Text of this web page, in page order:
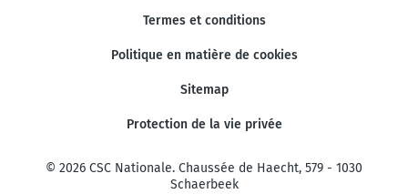
Termes et conditions
Politique en matière de cookies
Sitemap
Protection de la vie privée
© 2026 CSC Nationale. Chaussée de Haecht, 579 - 1030
Schaerbeek